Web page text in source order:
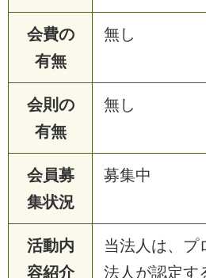
会費の
有無
無し
会則の
有無
無し
会員募
集状況
募集中
活動内
容紹介
当法人は、プ
法人が認定す